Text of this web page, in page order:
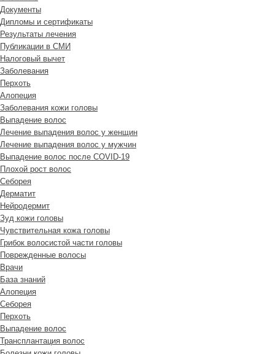
Документы
Дипломы и сертификаты
Результаты лечения
Публикации в СМИ
Налоговый вычет
Заболевания
Перхоть
Алопеция
Заболевания кожи головы
Выпадение волос
Лечение выпадения волос у женщин
Лечение выпадения волос у мужчин
Выпадение волос после COVID-19
Плохой рост волос
Cеборея
Дерматит
Нейродермит
Зуд кожи головы
Чувствительная кожа головы
Грибок волосистой части головы
Поврежденные волосы
Врачи
База знаний
Алопеция
Себорея
Перхоть
Выпадение волос
Трансплантация волос